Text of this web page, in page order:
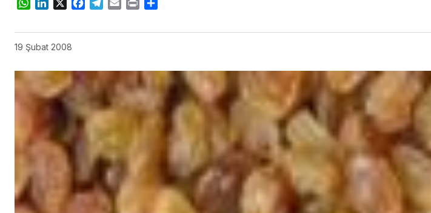
WhatsApp
LinkedIn
X Facebook
Telegram
Email Print
19 Şubat 2008